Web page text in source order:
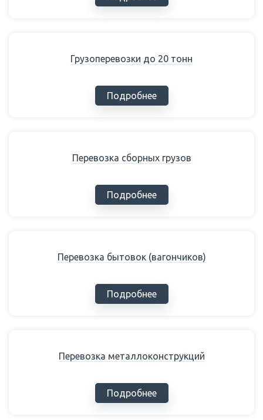
Грузоперевозки до 20 тонн
Подробнее
Перевозка сборных грузов
Подробнее
Перевозка бытовок (вагончиков)
Подробнее
Перевозка металлоконструкций
Подробнее